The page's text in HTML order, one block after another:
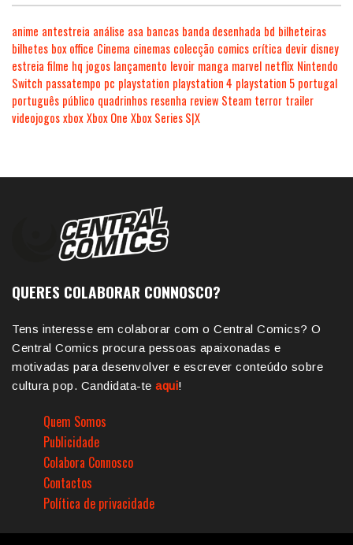
anime antestreia análise asa bancas banda desenhada bd bilheteiras
bilhetes box office Cinema cinemas colecção comics crítica devir disney
estreia filme hq jogos lançamento levoir manga marvel netflix Nintendo
Switch passatempo pc playstation playstation 4 playstation 5 portugal
português público quadrinhos resenha review Steam terror trailer
videojogosxboxXbox One Xbox Series S|X
QUERES COLABORAR CONNOSCO?
Tens interesse em colaborar com o Central Comics? O
Central Comics procura pessoas apaixonadas e
motivadas para desenvolver e escrever conteúdo sobre
cultura pop. Candidata-te aqui!
Quem Somos
Publicidade
Colabora Connosco
Contactos
Política de privacidade